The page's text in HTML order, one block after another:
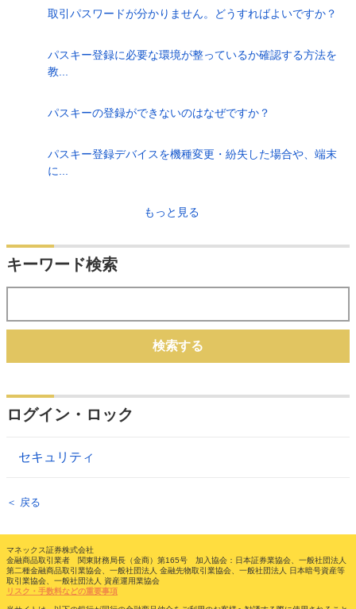
取引パスワードが分かりません。どうすればよいですか？
パスキー登録に必要な環境が整っているか確認する方法を
教...
パスキーの登録ができないのはなぜですか？
パスキー登録デバイスを機種変更・紛失した場合や、端末
に...
もっと見る
キーワード検索
検索する
ログイン・ロック
セキュリティ
＜ 戻る
マネックス証券株式会社
金融商品取引業者 関東財務局長（金商）第165号 加入協会：日本証券業協会、一般社団法人
第二種金融商品取引業協会、一般社団法人 金融先物取引業協会、一般社団法人 日本暗号資産等
取引業協会、一般社団法人 資産運用業協会
リスク・手数料などの重要事項